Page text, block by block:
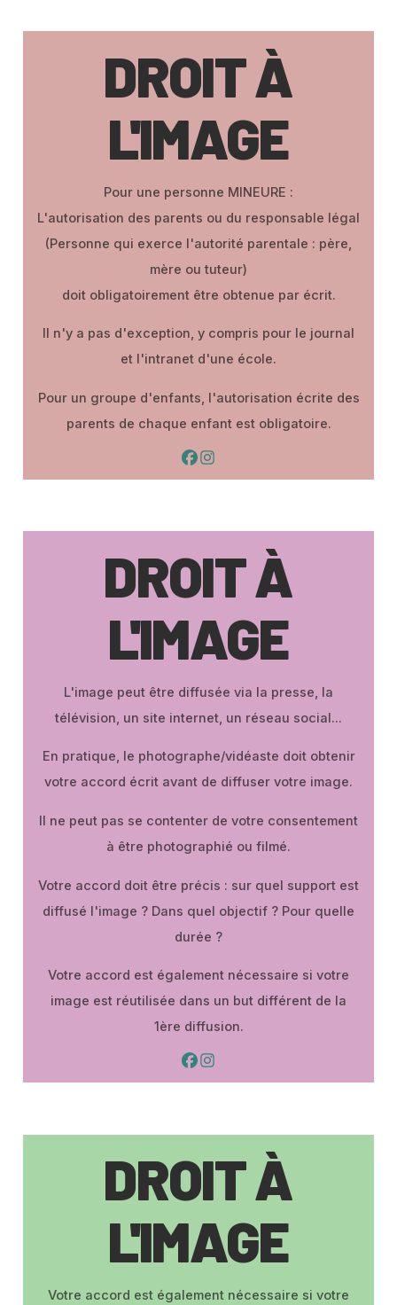
DROIT À
L'IMAGE
Pour une personne MINEURE :
L'autorisation des parents ou du responsable légal
(Personne qui exerce l'autorité parentale : père,
mère ou tuteur)
doit obligatoirement être obtenue par écrit.
Il n'y a pas d'exception, y compris pour le journal
et l'intranet d'une école.
Pour un groupe d'enfants, l'autorisation écrite des
parents de chaque enfant est obligatoire.
DROIT À
L'IMAGE
L'image peut être diffusée via la presse, la
télévision, un site internet, un réseau social…
En pratique, le photographe/vidéaste doit obtenir
votre accord écrit avant de diffuser votre image.
Il ne peut pas se contenter de votre consentement
à être photographié ou filmé.
Votre accord doit être précis : sur quel support est
diffusé l'image ? Dans quel objectif ? Pour quelle
durée ?
Votre accord est également nécessaire si votre
image est réutilisée dans un but différent de la
1ère diffusion.
DROIT À
L'IMAGE
Votre accord est également nécessaire si votre